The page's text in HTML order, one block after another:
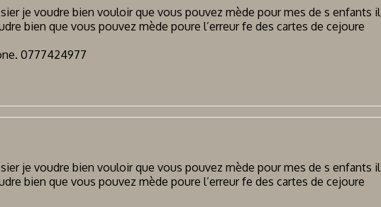
je voudre bien vouloir que vous pouvez mède pour mes de s enfants il
bien que vous pouvez mède poure l’erreur fe des cartes de cejoure
0777424977
je voudre bien vouloir que vous pouvez mède pour mes de s enfants il
bien que vous pouvez mède poure l’erreur fe des cartes de cejoure